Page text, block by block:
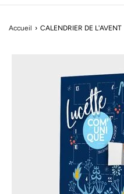
Accueil › CALENDRIER DE L'AVENT